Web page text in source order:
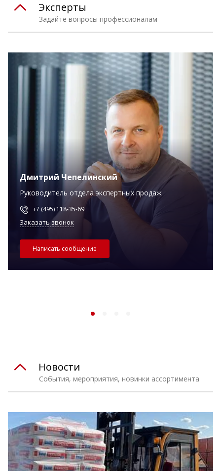
Задайте вопросы профессионалам
Эксперты
Дмитрий Чепелинский
Руководитель отдела экспертных продаж
+7 (495) 118-35-69
Заказать звонок
Написать сообщение
События, мероприятия, новинки ассортимента
Новости